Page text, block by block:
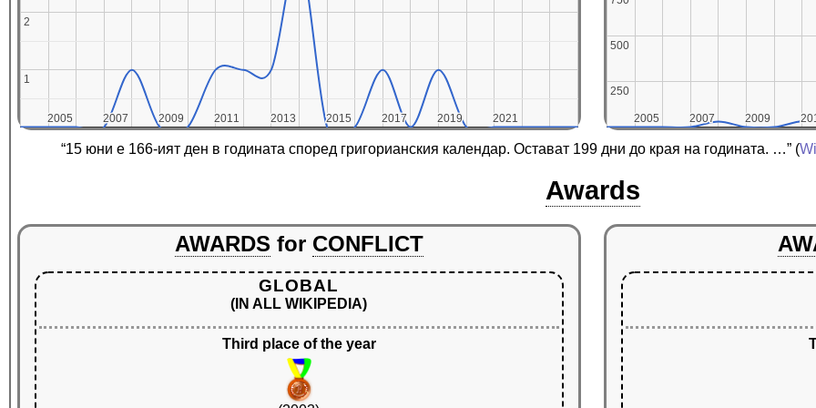
2005
2005 2007
2007 2009
2009 2011
2011 2013
2013 2015
2015 2017
2017 2019
2019 2021
2021
11
2
2
2005
2005 2007
2007 2009
2009
250
250
500
500
“15 юни е 166-ият ден в годината според григорианския календар. Остават 199 дни до края на годината. …” (
Awards
AWARDS for CONFLICT
GLOBAL
(IN ALL WIKIPEDIA)
Third place of the year